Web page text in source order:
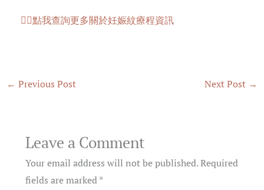
👉🏻點我查詢更多關於妊娠紋療程資訊
← Previous Post Next Post →
Leave a Comment
Your email address will not be published.Required
fields are marked*